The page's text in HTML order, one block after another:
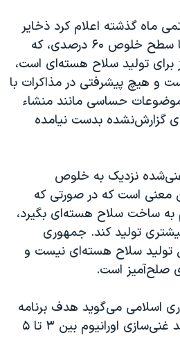
ماه گذشته اعلام کرد ذخایر
اورانیوم غنی‌شده ایران تا سطح خلوص ۶۰ درصدی، که
برای تولید سلاح هسته‌ای است،
و هیچ پیشرفتی در مذاکرات با
حساسی مانند منشاء
گزارش‌نشده بدست نیامده
غنی‌شده نزدیک به خلوص
معنی است که در صورتی که
ساخت سلاح هسته‌ای بگیرد،
تولید کند. جمهوری
تولید سلاح هسته‌ای نیست و
صلح‌آمیز است.
اسلامی می‌گوید هدف برنامه
هسته‌ای‌اش است، نیازمند غنی‌سازی اورانیوم بین ۳ تا ۵